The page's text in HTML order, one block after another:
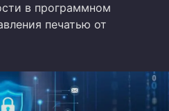
в программном
печатью от